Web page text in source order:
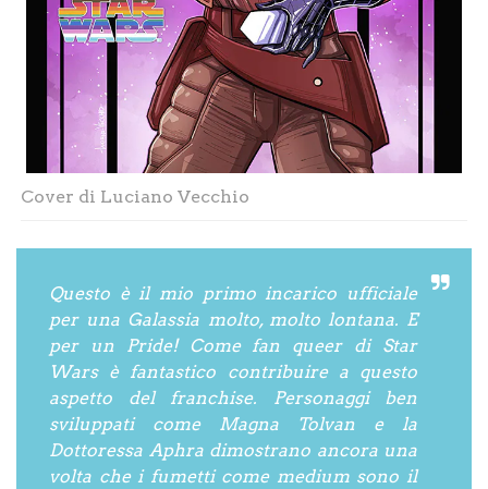
Cover di Luciano Vecchio
Questo è il mio primo incarico ufficiale
per una Galassia molto, molto lontana. E
per un Pride! Come fan queer di Star
Wars è fantastico contribuire a questo
aspetto del franchise. Personaggi ben
sviluppati come Magna Tolvan e la
Dottoressa Aphra dimostrano ancora una
volta che i fumetti come medium sono il